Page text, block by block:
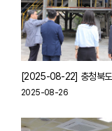
2025-08-26